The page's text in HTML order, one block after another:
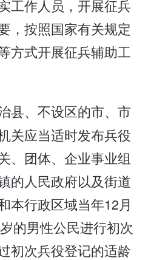
工作人员，开展征兵
，按照国家有关规定
方式开展征兵辅助工
县、不设区的市、市
关应当适时发布兵役
、团体、企业事业组
的人民政府以及街道
本行政区域当年12月
的男性公民进行初次
初次兵役登记的适龄